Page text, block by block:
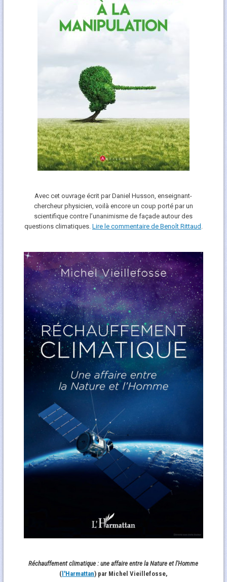
Avec cet ouvrage écrit par Daniel Husson, enseignant-
chercheur physicien, voilà encore un coup porté par un
scientifique contre l’unanimisme de façade autour des
questions climatiques. Lire le commentaire de Benoît Rittaud .
Réchauffement climatique : une affaire entre la Nature et l'Homme
(l'Harmattan) par Michel Vieillefosse,